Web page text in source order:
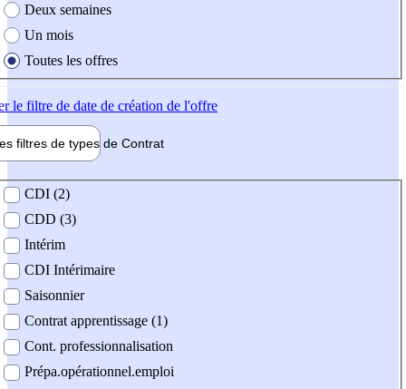
Deux semaines
Un mois
Toutes les offres
le filtre de date de création de l'offre
filtres de types de Contrat
contrat
CDI (2)
CDD (3)
Intérim
CDI Intérimaire
Saisonnier
Contrat apprentissage (1)
Cont. professionnalisation
Prépa.opérationnel.emploi